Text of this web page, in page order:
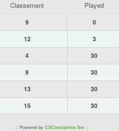
Classement Played
9 0
12 3
4 30
9 30
13 30
15 30
:: Powered by CSConstantine.Net::